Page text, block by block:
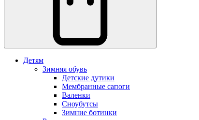
Детям
Зимняя обувь
Детские дутики
Мембранные сапоги
Валенки
Сноубутсы
Зимние ботинки